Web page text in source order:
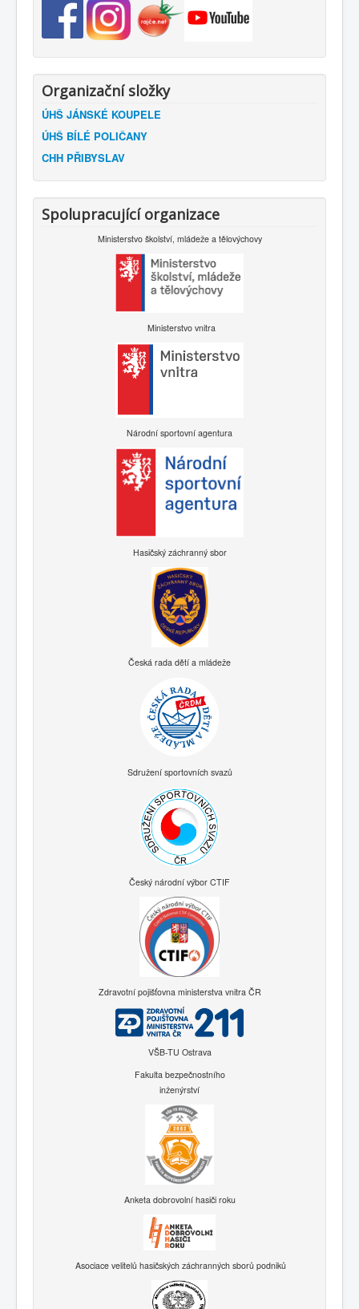
Organizační složky
ÚHŠ JÁNSKÉ KOUPELE
ÚHŠ BÍLÉ POLIČANY
CHH PŘIBYSLAV
Spolupracující organizace
Ministerstvo školství, mládeže a tělovýchovy
Ministerstvo vnitra
Národní sportovní agentura
Hasičský záchranný sbor
Česká rada dětí a mládeže
Sdružení sportovních svazů
Český národní výbor CTIF
Zdravotní pojišťovna ministerstva vnitra ČR
VŠB-TU Ostrava
Fakulta bezpečnostního
inženýrství
Anketa dobrovolní hasiči roku
Asociace velitelů hasičských záchranných sborů podniků